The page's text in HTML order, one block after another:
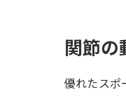
関節の
優れたスポ